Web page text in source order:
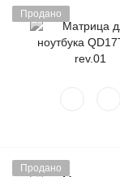
Продано
Продано